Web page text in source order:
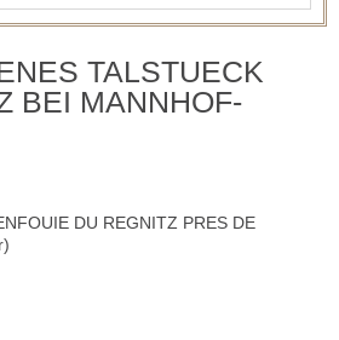
TALSTUECK
BEI MANNHOF-
DU REGNITZ PRES DE